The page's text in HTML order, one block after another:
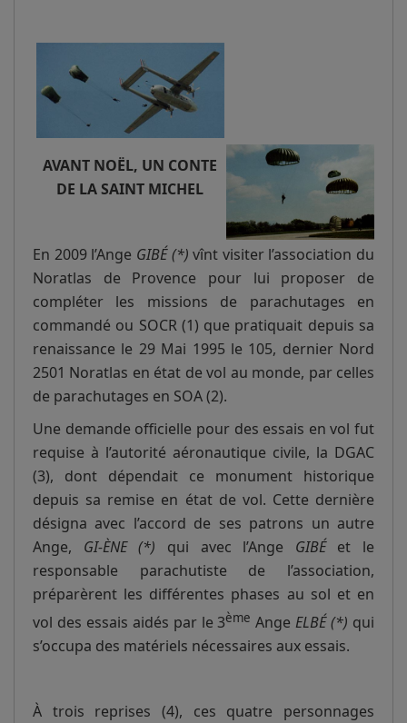
AVANT NOËL, UN CONTE
DE LA SAINT MICHEL
En 2009 l’Ange GIBÉ (*) vînt visiter l’association du
Noratlas de Provence pour lui proposer de
compléter les missions de parachutages en
commandé ou SOCR (1) que pratiquait depuis sa
renaissance le 29 Mai 1995 le 105, dernier Nord
2501 Noratlas en état de vol au monde, par celles
de parachutages en SOA (2).
Une demande officielle pour des essais en vol fut
requise à l’autorité aéronautique civile, la DGAC
(3), dont dépendait ce monument historique
depuis sa remise en état de vol. Cette dernière
désigna avec l’accord de ses patrons un autre
Ange, GI-ÈNE (*) qui avec l’Ange GIBÉet le
responsable parachutiste de l’association,
préparèrent les différentes phases au sol et en
vol des essais aidés par le 3ème AngeELBÉ (*) qui
s’occupa des matériels nécessaires aux essais.
À trois reprises (4), ces quatre personnages